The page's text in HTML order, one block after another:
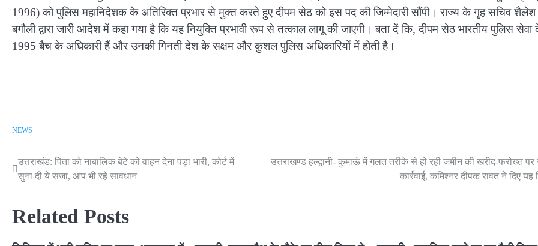
1996) को पुलिस महानिदेशक के अतिरिक्त प्रभार से मुक्त करते हुए दीपम सेठ को इस पद की जिम्मेदारी सौंपी। राज्य के गृह सचिव शैलेश
बगौली द्वारा जारी आदेश में कहा गया है कि यह नियुक्ति प्रभावी रूप से तत्काल लागू की जाएगी। बता दें कि, दीपम सेठ भारतीय पुलिस सेवा
1995 बैच के अधिकारी हैं और उनकी गिनती देश के सक्षम और कुशल पुलिस अधिकारियों में होती है।
NEWS
Post
navigation
उत्तराखंड: पिता को नाबालिक बेटे को वाहन देना पड़ा भारी, कोर्ट में
सुना दी ये सजा, आप भी रहे सावधान
उत्तराखण्ड हल्द्वानी- कुमाऊं में गलत तरीके से हो रही जमीन की खरीद-फरोख्त
कार्रवाई, कमिश्नर दीपक रावत ने दिए यह
Related Posts